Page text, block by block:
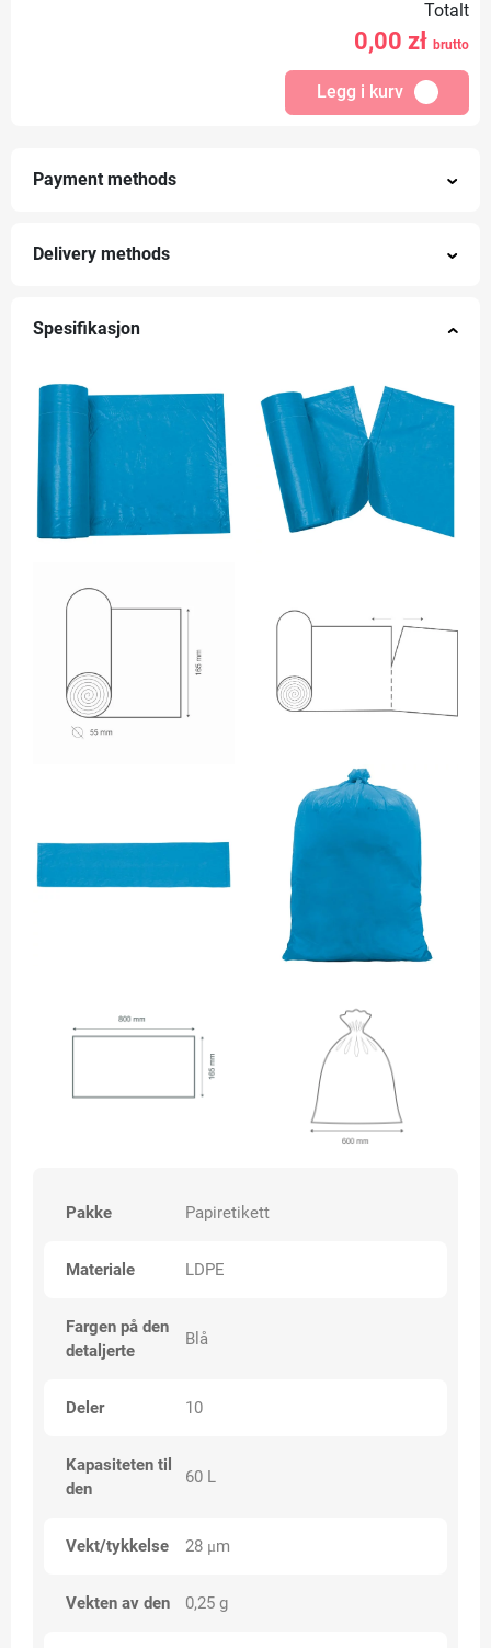
Totalt
0,00 zł brutto
Legg i kurv
Payment methods
Delivery methods
Spesifikasjon
Pakke Papiretikett
Materiale LDPE
Fargen på den
detaljerte
Blå
Deler 10
Kapasiteten til
den
60 L
Vekt/tykkelse 28 μm
Vekten av den 0,25 g